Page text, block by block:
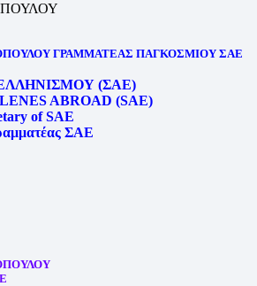
ΓΡΑΜΜΑΤΕΑΣ ΠΑΓΚΟΣΜΙΟΥ ΣΑΕ
(ΣΑΕ)
ABROAD (SAE)
of SAE
ΣΑΕ